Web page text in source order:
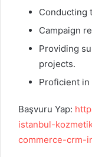
Conducting
Campaign
Providing
projects.
Proficient in
Başvuru Yap:
istanbul-
commerce-crm-